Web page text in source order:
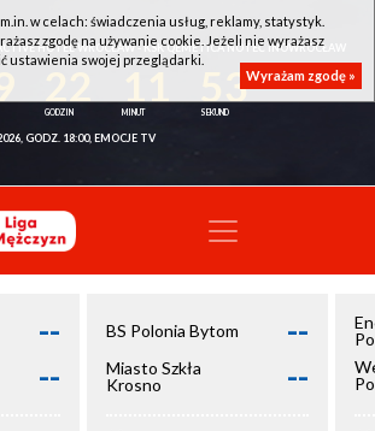
HOTEL WROCŁAW - KSK QEMETICA NOTEĆ INOWROCŁAW
53
GODZ. 18:00, EMOCJE TV
--
--
BS Polonia Bytom --
Miasto Szkła
Krosno
--
w celach: świadczenia usług, reklamy, statystyk.
zgodę na używanie cookie. Jeżeli nie wyrażasz
ustawienia swojej przeglądarki.
Wyrażam zgodę »